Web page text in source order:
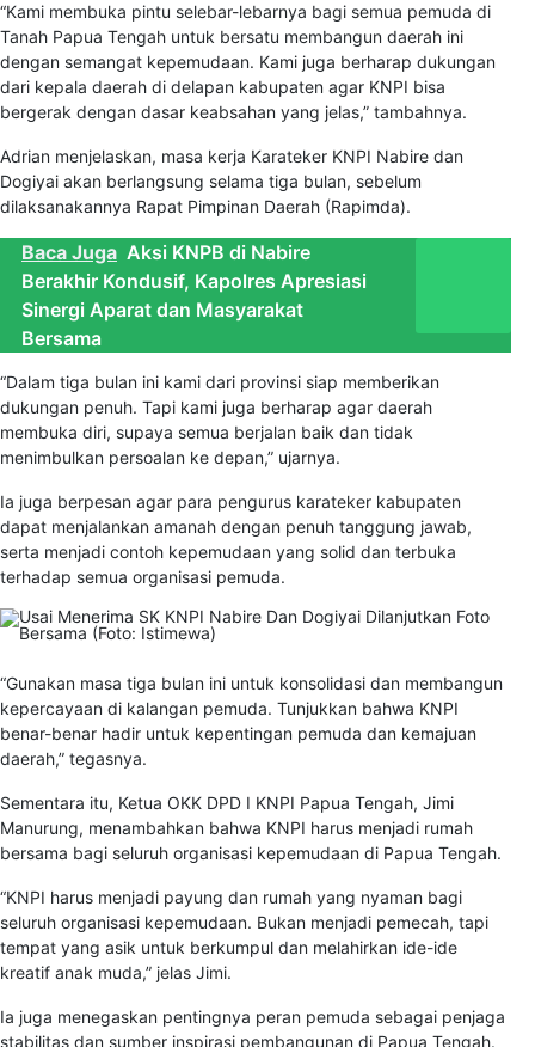
“Kami membuka pintu selebar-lebarnya bagi semua pemuda di
Tanah Papua Tengah untuk bersatu membangun daerah ini
dengan semangat kepemudaan. Kami juga berharap dukungan
dari kepala daerah di delapan kabupaten agar KNPI bisa
bergerak dengan dasar keabsahan yang jelas,” tambahnya.
Adrian menjelaskan, masa kerja Karateker KNPI Nabire dan
Dogiyai akan berlangsung selama tiga bulan, sebelum
dilaksanakannya Rapat Pimpinan Daerah (Rapimda).
Baca Juga Aksi KNPB di Nabire
Berakhir Kondusif, Kapolres Apresiasi
Sinergi Aparat dan Masyarakat
Bersama
“Dalam tiga bulan ini kami dari provinsi siap memberikan
dukungan penuh. Tapi kami juga berharap agar daerah
membuka diri, supaya semua berjalan baik dan tidak
menimbulkan persoalan ke depan,” ujarnya.
Ia juga berpesan agar para pengurus karateker kabupaten
dapat menjalankan amanah dengan penuh tanggung jawab,
serta menjadi contoh kepemudaan yang solid dan terbuka
terhadap semua organisasi pemuda.
“Gunakan masa tiga bulan ini untuk konsolidasi dan membangun
kepercayaan di kalangan pemuda. Tunjukkan bahwa KNPI
benar-benar hadir untuk kepentingan pemuda dan kemajuan
daerah,” tegasnya.
Sementara itu, Ketua OKK DPD I KNPI Papua Tengah, Jimi
Manurung, menambahkan bahwa KNPI harus menjadi rumah
bersama bagi seluruh organisasi kepemudaan di Papua Tengah.
“KNPI harus menjadi payung dan rumah yang nyaman bagi
seluruh organisasi kepemudaan. Bukan menjadi pemecah, tapi
tempat yang asik untuk berkumpul dan melahirkan ide-ide
kreatif anak muda,” jelas Jimi.
Ia juga menegaskan pentingnya peran pemuda sebagai penjaga
stabilitas dan sumber inspirasi pembangunan di Papua Tengah.